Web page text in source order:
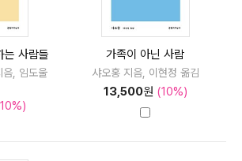
는 사람들
음, 임도울
가족이 아닌 사람
샤오홍 지음, 이현정 옮김
13,500원 (10%)